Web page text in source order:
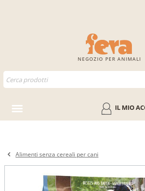
NEGOZIO PER ANIMALI
IL MIO
Alimenti senza cereali per cani